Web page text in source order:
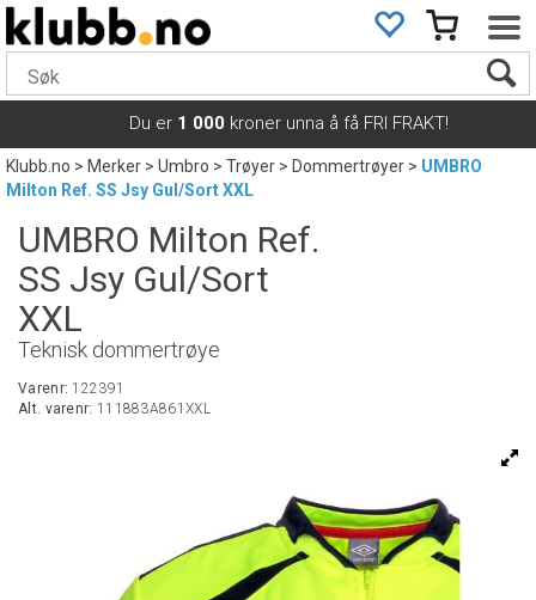
Du er 1 000 kroner unna å få FRI FRAKT!
Klubb.no>Merker>Umbro>Trøyer>Dommertrøyer>UMBRO
Milton Ref. SS Jsy Gul/Sort XXL
UMBRO Milton Ref.
SS Jsy Gul/Sort
XXL
Teknisk dommertrøye
Varenr:122391
Alt. varenr: 111883A861XXL